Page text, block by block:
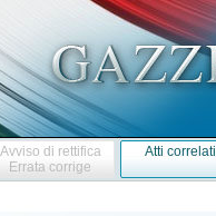
Avviso di rettifica
Errata corrige
Atti correlati